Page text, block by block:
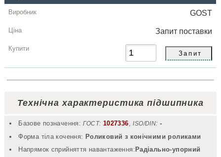
Виробник
Радіальний
грн
GOST
Запит поставки
Технічна характеристика підшипника
Базове позначення: ГОСТ: 1027336,ISO/DIN: -
Форма тіла кочення: Роликовий з конічними роликами
Напрямок сприйняття навантаження: Радіально-упорний